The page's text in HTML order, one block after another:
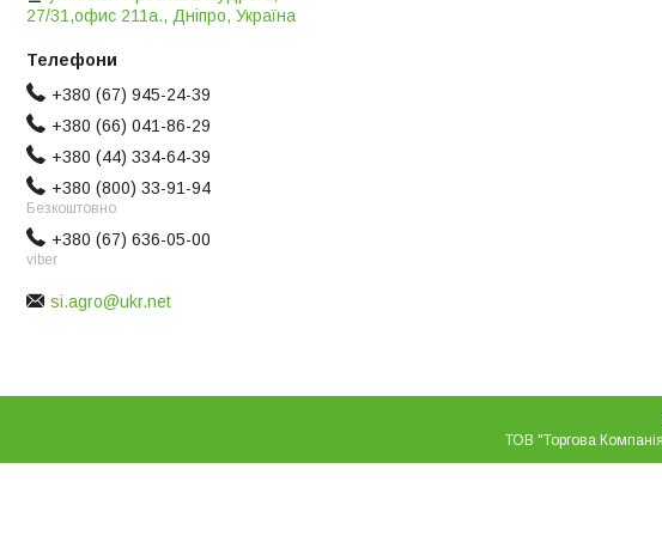
27/31,офис 211а., Дніпро, Україна
+380 (67) 945-24-39
+380 (66) 041-86-29
+380 (44) 334-64-39
+380 (800) 33-91-94
Безкоштовно
+380 (67) 636-05-00
viber
si.agro@ukr.net